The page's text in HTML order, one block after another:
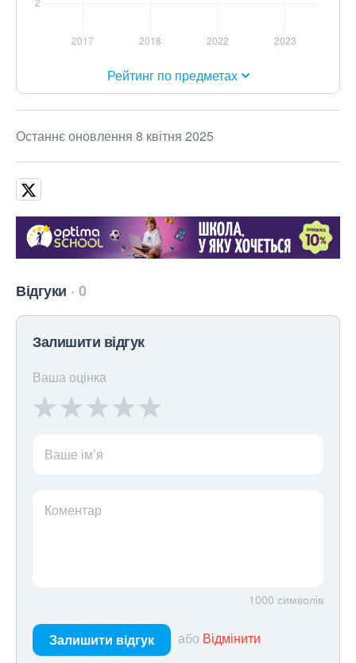
Рейтинг по предметах
Останнє оновлення 8 квітня 2025
Відгуки 0
Залишити відгук
Ваша оцінка
Ваше ім’я
Коментар
1000 символів
Залишити відгук або Відмінити